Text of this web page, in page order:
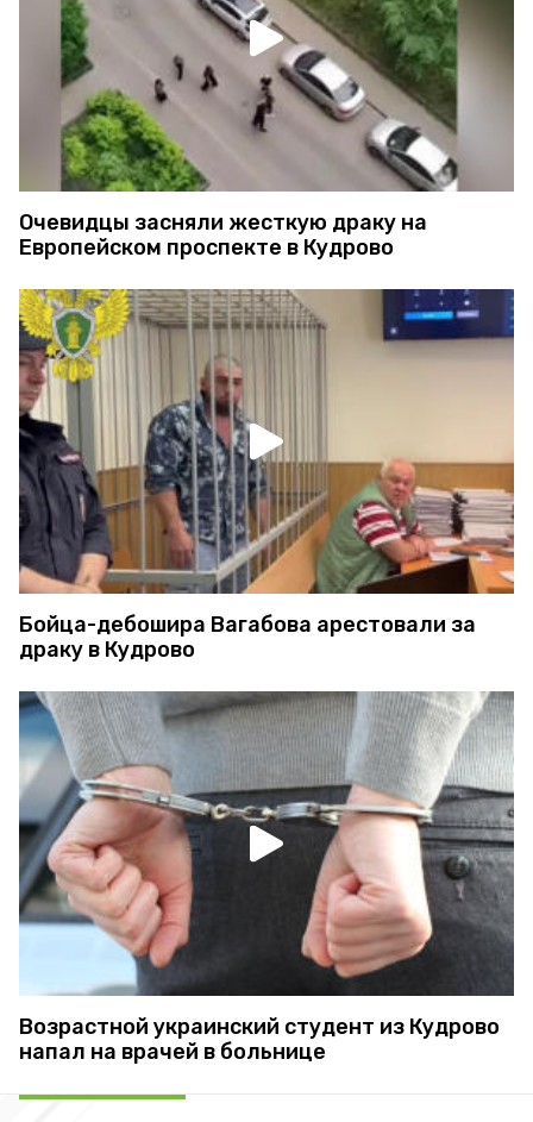
Очевидцы засняли жесткую драку на
Европейском проспекте в Кудрово
Бойца-дебошира Вагабова арестовали за
драку в Кудрово
Возрастной украинский студент из Кудрово
напал на врачей в больнице